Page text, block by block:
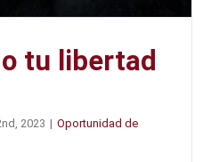
tu libertad
2023 | Oportunidad de